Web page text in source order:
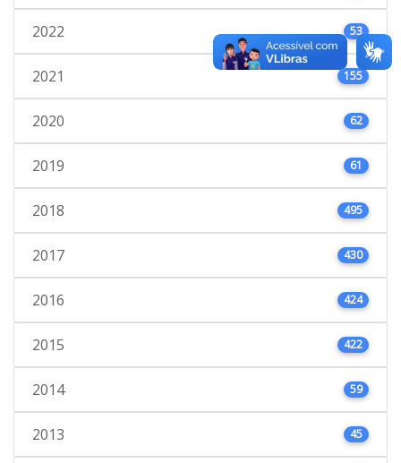
2022 53
2021 155
2020 62
2019 61
2018 495
2017 430
2016 424
2015 422
2014 59
2013 45